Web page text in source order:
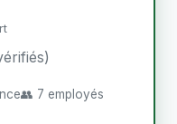
👥 7 employés